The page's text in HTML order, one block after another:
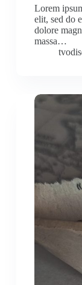
Lorem
elit, sed do
dolore
massa…